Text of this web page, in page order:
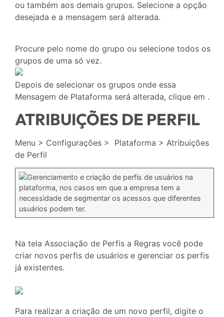
ou também aos demais grupos. Selecione a opção
desejada e a mensagem será alterada.
Procure pelo nome do grupo ou selecione todos os
grupos de uma só vez.
Depois de selecionar os grupos onde essa
Mensagem de Plataforma será alterada, clique em .
ATRIBUIÇÕES DE PERFIL
Menu > Configurações > Plataforma > Atribuições
de Perfil
Gerenciamento e criação de perfis de usuários na
plataforma, nos casos em que a empresa tem a
necessidade de segmentar os acessos que diferentes
usuários podem ter.
Na tela Associação de Perfis a Regras você pode
criar novos perfis de usuários e gerenciar os perfis
já existentes.
Para realizar a criação de um novo perfil, digite o